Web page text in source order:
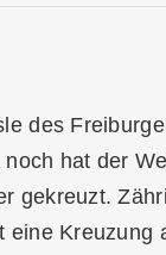
des
hat der
gekreuzt.